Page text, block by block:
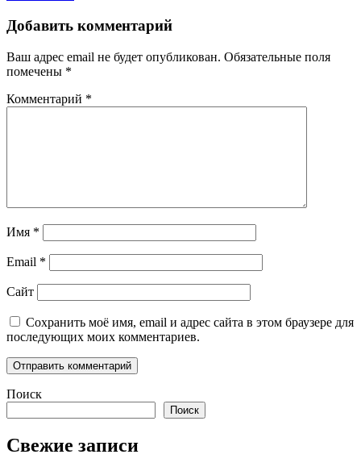
Добавить комментарий
Ваш адрес email не будет опубликован. Обязательные поля
помечены *
Комментарий *
Имя *
Email *
Сайт
Сохранить моё имя, email и адрес сайта в этом браузере для
последующих моих комментариев.
Поиск
Поиск
Свежие записи